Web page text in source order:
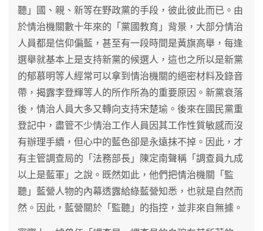
聽」國、親、新等在野政黨的手段，彼此彼此而已。由
於情治機關數十年來的「黨國教育」背景，大部分情治
人員都是信仰偏藍，甚至有一段時間是黃旗高舉，每逢
選舉就基本上是支持新黨的候選人，這也之所以是新黨
的郁慕明等人經常可以拿到情治機關的絕密材料及錄音
帶，揭露李登輝等人的所作所為的重要原因。新黨衰落
後，情治人員大多又轉向支持宋楚瑜。後來在國民黨重
登記中，盡管不少情治工作人員因其工作性質敏感而沒
有辦理手續，但心中的藍色卻是永遠抹不掉。因此，才
有主管調查局的「法務部長」陳定南聲稱「調查員九成
以上是藍軍」之說。既然如此，他們把情治機關「監
聽」藍營人物的內幕透露給綠藍營知悉，也就是自然而
然。因此，藍營關於「監聽」的指控，並非來自無據。